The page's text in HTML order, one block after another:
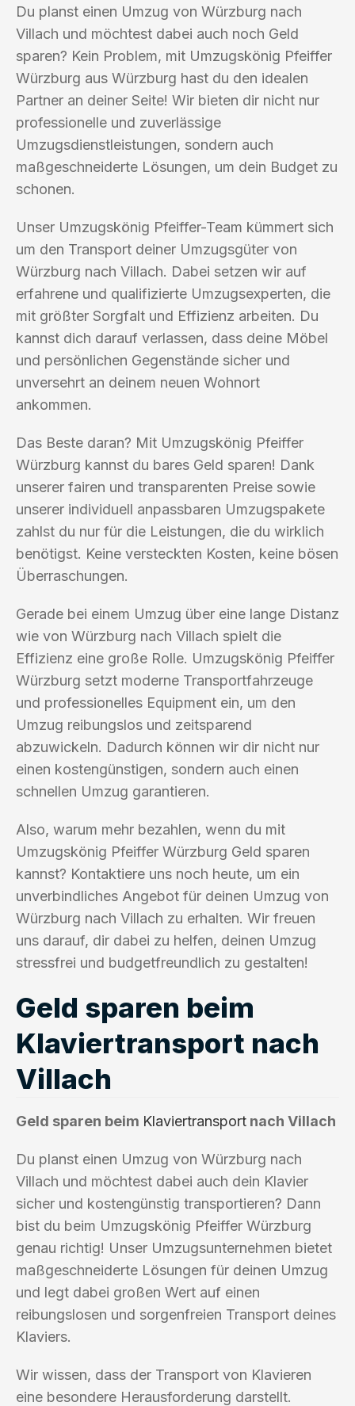
Du planst einen Umzug von Würzburg nach
Villach und möchtest dabei auch noch Geld
sparen? Kein Problem, mit Umzugskönig Pfeiffer
Würzburg aus Würzburg hast du den idealen
Partner an deiner Seite! Wir bieten dir nicht nur
professionelle und zuverlässige
Umzugsdienstleistungen, sondern auch
maßgeschneiderte Lösungen, um dein Budget zu
schonen.
Unser Umzugskönig Pfeiffer-Team kümmert sich
um den Transport deiner Umzugsgüter von
Würzburg nach Villach. Dabei setzen wir auf
erfahrene und qualifizierte Umzugsexperten, die
mit größter Sorgfalt und Effizienz arbeiten. Du
kannst dich darauf verlassen, dass deine Möbel
und persönlichen Gegenstände sicher und
unversehrt an deinem neuen Wohnort
ankommen.
Das Beste daran? Mit Umzugskönig Pfeiffer
Würzburg kannst du bares Geld sparen! Dank
unserer fairen und transparenten Preise sowie
unserer individuell anpassbaren Umzugspakete
zahlst du nur für die Leistungen, die du wirklich
benötigst. Keine versteckten Kosten, keine bösen
Überraschungen.
Gerade bei einem Umzug über eine lange Distanz
wie von Würzburg nach Villach spielt die
Effizienz eine große Rolle. Umzugskönig Pfeiffer
Würzburg setzt moderne Transportfahrzeuge
und professionelles Equipment ein, um den
Umzug reibungslos und zeitsparend
abzuwickeln. Dadurch können wir dir nicht nur
einen kostengünstigen, sondern auch einen
schnellen Umzug garantieren.
Also, warum mehr bezahlen, wenn du mit
Umzugskönig Pfeiffer Würzburg Geld sparen
kannst? Kontaktiere uns noch heute, um ein
unverbindliches Angebot für deinen Umzug von
Würzburg nach Villach zu erhalten. Wir freuen
uns darauf, dir dabei zu helfen, deinen Umzug
stressfrei und budgetfreundlich zu gestalten!
Geld sparen beim
Klaviertransport nach
Villach
Geld sparen beim Klaviertransport nach Villach
Du planst einen Umzug von Würzburg nach
Villach und möchtest dabei auch dein Klavier
sicher und kostengünstig transportieren? Dann
bist du beim Umzugskönig Pfeiffer Würzburg
genau richtig! Unser Umzugsunternehmen bietet
maßgeschneiderte Lösungen für deinen Umzug
und legt dabei großen Wert auf einen
reibungslosen und sorgenfreien Transport deines
Klaviers.
Wir wissen, dass der Transport von Klavieren
eine besondere Herausforderung darstellt.